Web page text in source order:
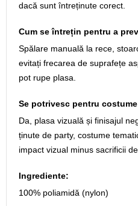
dacă sunt întreținute corect.
Cum se întrețin pentru a
Spălare manuală la rece,
evitați frecarea de suprafețe
pot rupe plasa.
Se potrivesc pentru
Da, plasa vizuală și finisajul
ținute de party, costume
impact vizual minus sacrificii
Ingrediente:
100% poliamidă (nylon)